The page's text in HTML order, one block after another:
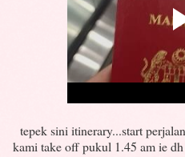
tepek sini itinerary...start
kami take off pukul 1.45 am ie